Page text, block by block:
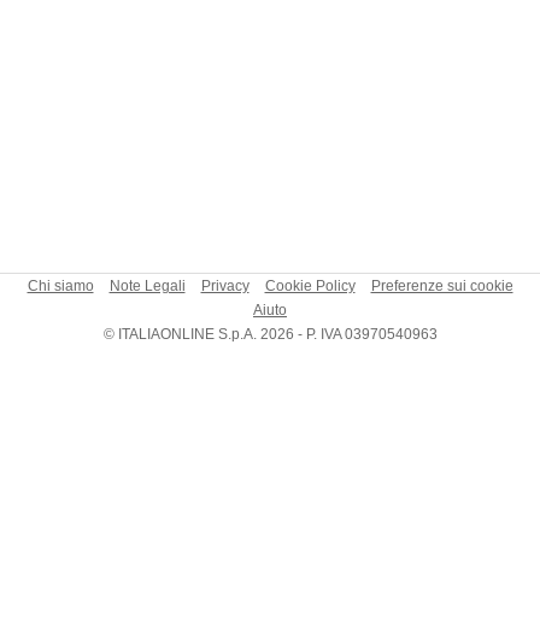
Chi siamo Note Legali Privacy Cookie Policy
Preferenze sui cookie
Aiuto
© ITALIAONLINE S.p.A. 2026 - P. IVA 03970540963